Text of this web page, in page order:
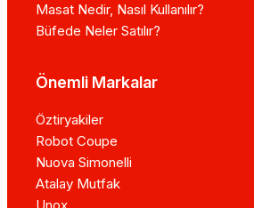
Masat Nedir, Nasıl Kullanılır?
Büfede Neler Satılır?
Önemli Markalar
Öztiryakiler
Robot Coupe
Nuova Simonelli
Atalay Mutfak